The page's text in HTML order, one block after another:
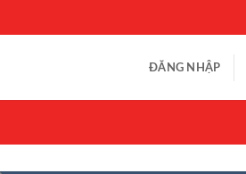
ĐĂNG NHẬP